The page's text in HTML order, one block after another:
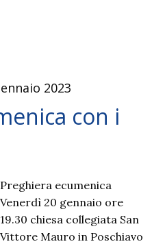
2023
con i
Preghiera ecumenica
Venerdì 20 gennaio ore
19.30 chiesa collegiata San
Vittore Mauro in Poschiavo